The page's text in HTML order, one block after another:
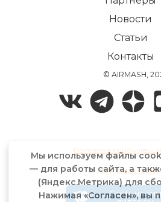
© AIRMASH,
Новости
Статьи
Контакты
Политика
Договор-
Стать нашим
Мы используем файлы
— для работы сайта, а
(Яндекс.Метрика) для
Нажимая «Согласен», вы